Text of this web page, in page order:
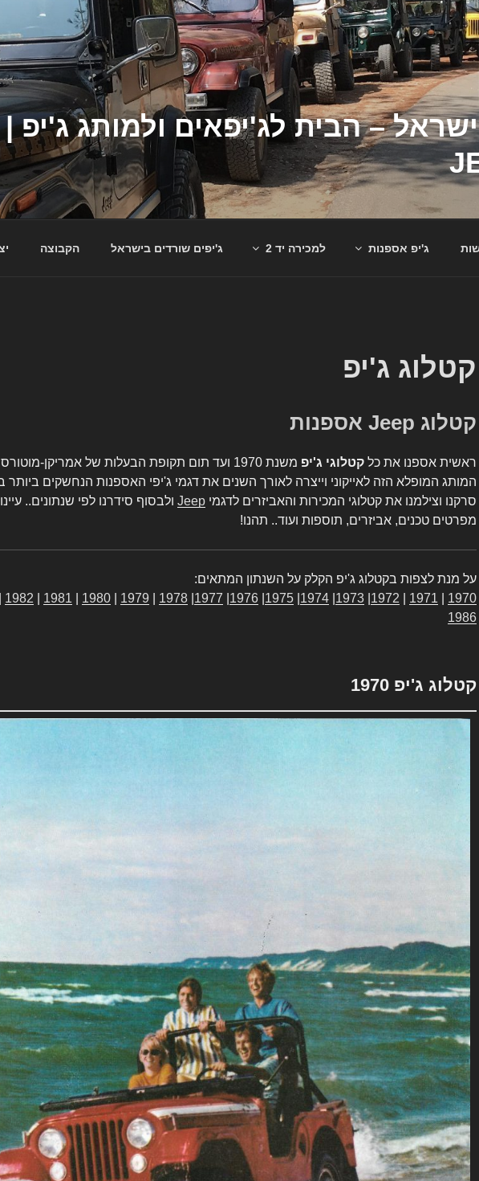
ג'יפ אספנות למכירה יד 2 ג'יפים שורדים בישראל הקבוצה
קטלוג ג'יפ
קטלוג Jeep אספנות
ראשית אספנו את כל קטלוגי ג'יפ
משנת 1970 ועד תום תקופת הבעלות של אמריקן-
המותג המופלא הזה לאייקוני וייצרה לאורך השנים את דגמי ג'יפי האספנות הנחשקים
סרקנו וצילמנו את קטלוגי המכירות והאביזרים לדגמי Jeep ולבסוף סידרנו לפי שנתונים..
מפרטים טכנים, אביזרים, תוספות ועוד.. תהנו!
על מנת לצפות בקטלוג ג'יפ הקלק על השנתון המתאים:
1970
1971
1972
1973
1974
1975
1976
1977
1978
1979
1980
1981
1982
1986
קטלוג ג'יפ 1970